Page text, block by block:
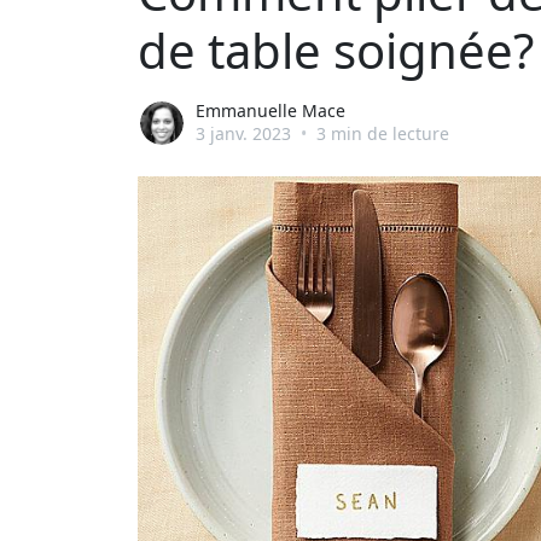
de table soignée?
Emmanuelle Mace
3 janv. 2023 • 3 min de lecture